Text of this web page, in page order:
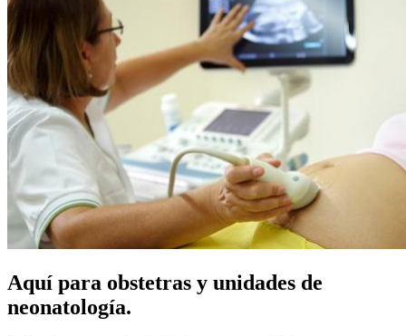
Aquí para obstetras y unidades de
neonatología.